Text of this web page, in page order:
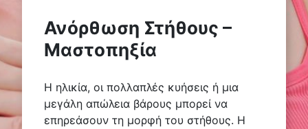
Ανόρθωση Στήθους –
Μαστοπηξία
Η ηλικία, οι πολλαπλές κυήσεις ή μια
μεγάλη απώλεια βάρους μπορεί να
επηρεάσουν τη μορφή του στήθους. Η